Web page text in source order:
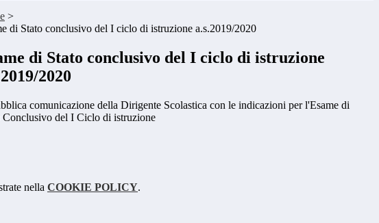
>
di Stato conclusivo del I ciclo di istruzione a.s.2019/2020
di Stato conclusivo del I ciclo di istruzione
2020
comunicazione della Dirigente Scolastica con le indicazioni per l'Esame di
Conclusivo del I Ciclo di istruzione
nella COOKIE POLICY.